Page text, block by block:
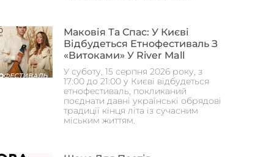
Маковія Та Спас: У Києві
Відбудеться Етнофестиваль З
«Витоками» У River Mall
У суботу, 15 серпня 2026 року, з
17:00 до 21:00 у Києві відбудеться
етнофестиваль, покликаний
поєднати давні українські обрядові
традиції кінця літа із сучасним
міським життям.